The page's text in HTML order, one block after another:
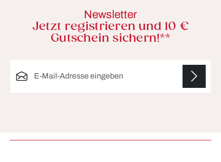
Newsletter
Jetzt registrieren und 10 €
Gutschein sichern!**